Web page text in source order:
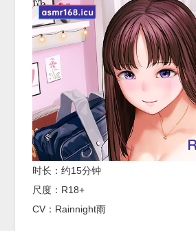
时长：约15分钟
尺度：R18+
CV：Rainnight雨